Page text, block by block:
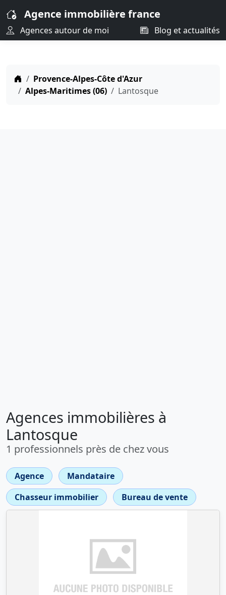
Agence immobilière france
Agences autour de moi Blog et actualités
Provence-Alpes-Côte d'Azur
Alpes-Maritimes (06)
Lantosque
Agences immobilières à
Lantosque
1 professionnels près de chez vous
Agence
Mandataire
Chasseur immobilier
Bureau de vente